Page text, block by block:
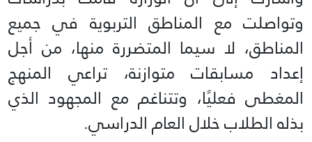
وتواصلت مع المناطق التربوية في جميع
المناطق، لا سيما المتضررة منها، من أجل
إعداد مسابقات متوازنة، تراعي المنهج
المغطى فعليًا، وتتناغم مع المجهود الذي
بذله الطلاب خلال العام الدراسي.